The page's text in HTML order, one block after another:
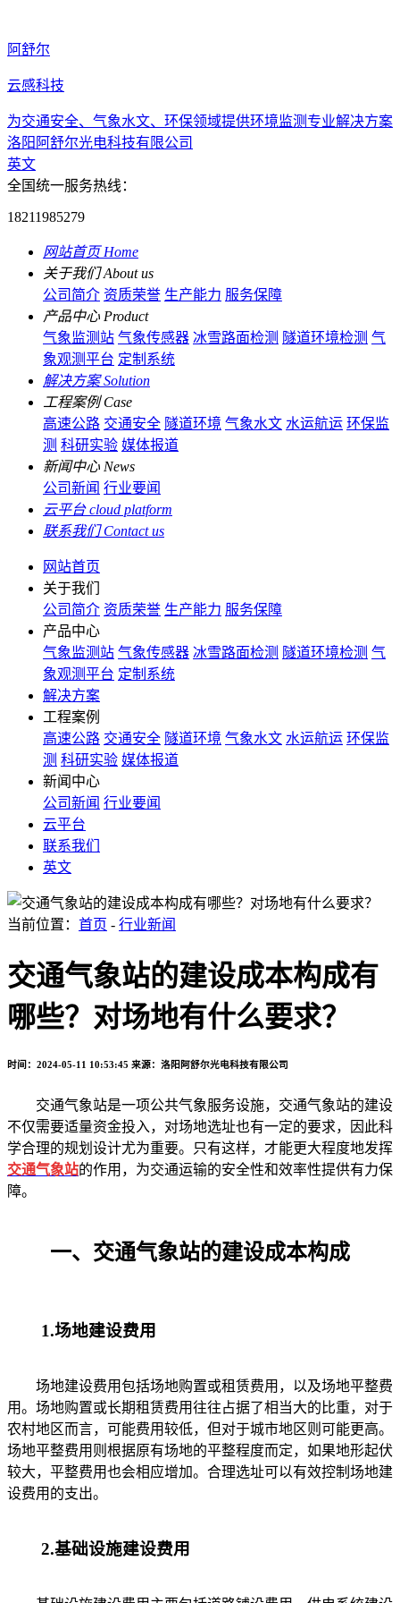
阿舒尔
云感科技
为交通安全、气象水文、环保领域提供环境监测专业解决方案
洛阳阿舒尔光电科技有限公司
英文
全国统一服务热线：
18211985279
网站首页 Home
关于我们 About us
公司简介 资质荣誉 生产能力 服务保障
产品中心 Product
气象监测站 气象传感器 冰雪路面检测 隧道环境检测 气
象观测平台 定制系统
解决方案 Solution
工程案例 Case
高速公路 交通安全 隧道环境 气象水文 水运航运 环保监
测 科研实验 媒体报道
新闻中心 News
公司新闻 行业要闻
云平台 cloud platform
联系我们 Contact us
网站首页
关于我们
公司简介 资质荣誉 生产能力 服务保障
产品中心
气象监测站 气象传感器 冰雪路面检测 隧道环境检测 气
象观测平台 定制系统
解决方案
工程案例
高速公路 交通安全 隧道环境 气象水文 水运航运 环保监
测 科研实验 媒体报道
新闻中心
公司新闻 行业要闻
云平台
联系我们
英文
当前位置： 首页 - 行业新闻
交通气象站的建设成本构成有
哪些？对场地有什么要求？
时间：2024-05-11 10:53:45 来源：洛阳阿舒尔光电科技有限公司
交通气象站是一项公共气象服务设施，交通气象站的建设
不仅需要适量资金投入，对场地选址也有一定的要求，因此科
学合理的规划设计尤为重要。只有这样，才能更大程度地发挥
交通气象站的作用，为交通运输的安全性和效率性提供有力保
障。
一、交通气象站的建设成本构成
1.场地建设费用
场地建设费用包括场地购置或租赁费用，以及场地平整费
用。场地购置或长期租赁费用往往占据了相当大的比重，对于
农村地区而言，可能费用较低，但对于城市地区则可能更高。
场地平整费用则根据原有场地的平整程度而定，如果地形起伏
较大，平整费用也会相应增加。合理选址可以有效控制场地建
设费用的支出。
2.基础设施建设费用